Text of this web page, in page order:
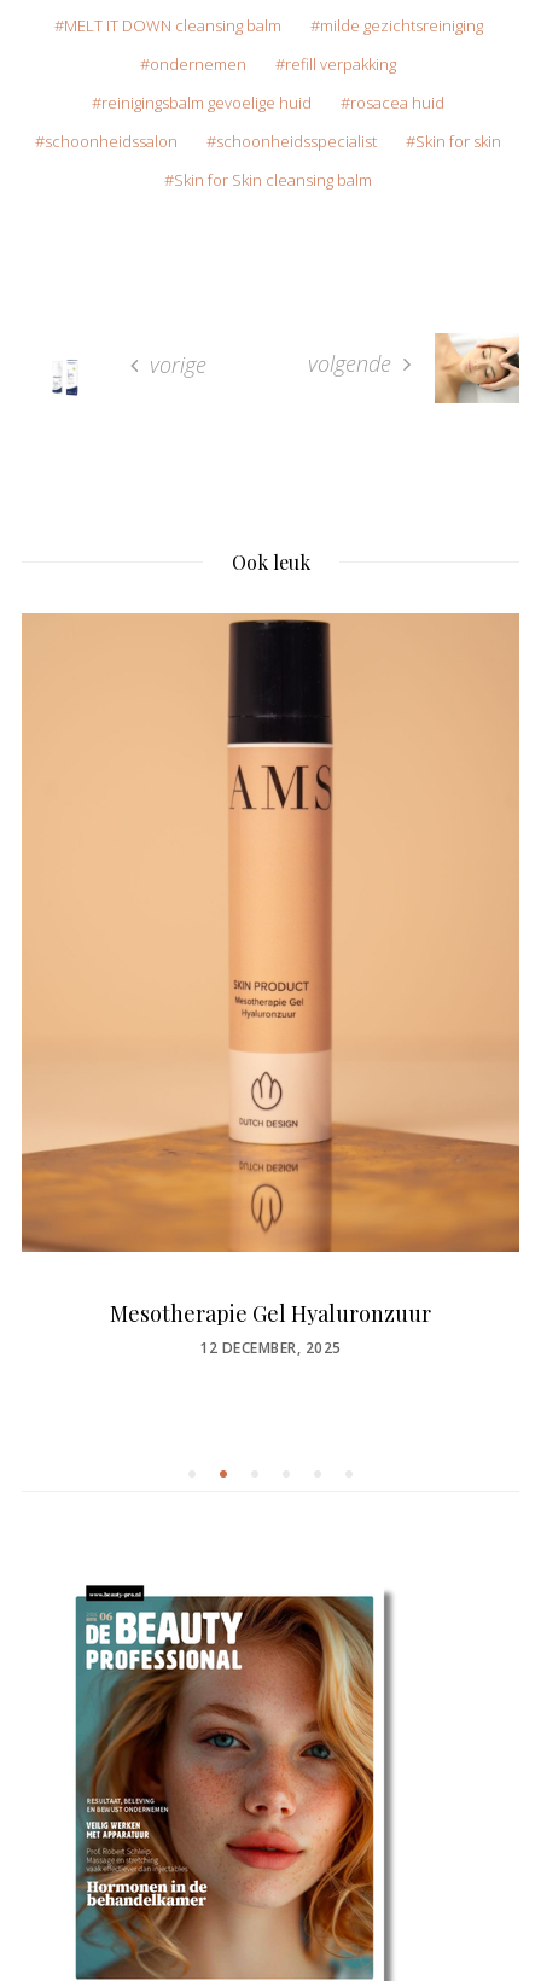
MELT IT DOWN cleansing balm
milde gezichtsreiniging
ondernemen
refill verpakking
reinigingsbalm gevoelige huid
rosacea huid
schoonheidssalon
schoonheidsspecialist
Skin for skin
Skin for Skin cleansing balm
vorige volgende
Ook leuk
Mesotherapie Gel Hyaluronzuur
POSTED
12 DECEMBER, 2025